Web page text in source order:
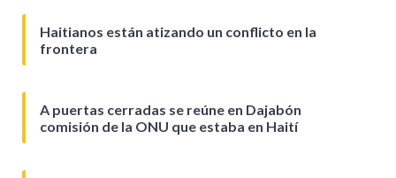
Haitianos están atizando un conflicto en la
frontera
A puertas cerradas se reúne en Dajabón
comisión de la ONU que estaba en Haití